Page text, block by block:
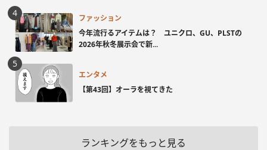
ファッション
今年流行るアイテムは？ ユニクロ、GU、PLSTの
2026年秋冬展示会で新...
エンタメ
【第43回】オーラを視てきた
ランキングをもっと見る